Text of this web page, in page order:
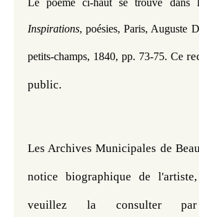
Le poème ci-haut se trouve dans
Inspirations, poésies, Paris, Auguste
petits-champs, 1840, pp. 73-75. Ce ​​
public.
Les Archives Municipales de
notice biographique de